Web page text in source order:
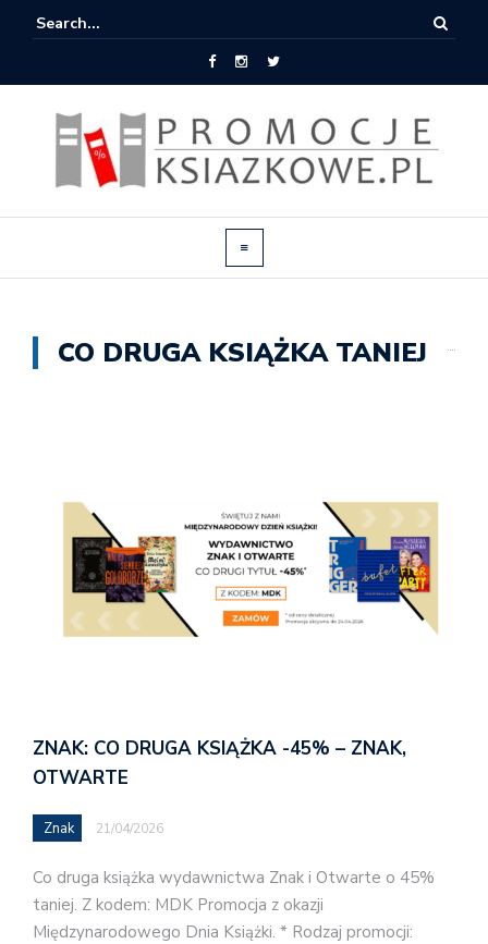
CO DRUGA KSIĄŻKA TANIEJ
ZNAK: CO DRUGA KSIĄŻKA -45% – ZNAK,
OTWARTE
Znak 21/04/2026
Co druga książka wydawnictwa Znak i Otwarte o 45%
taniej. Z kodem: MDK Promocja z okazji
Międzynarodowego Dnia Książki. * Rodzaj promocji: